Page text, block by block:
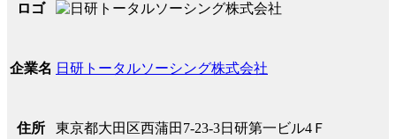
ロゴ
企業名 日研トータルソーシング株式会社
住所 東京都大田区西蒲田7-23-3日研第一ビル4Ｆ